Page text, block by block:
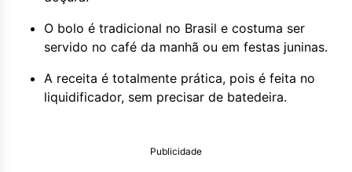
O bolo é tradicional no Brasil e costuma ser
servido no café da manhã ou em festas juninas.
A receita é totalmente prática, pois é feita no
liquidificador, sem precisar de batedeira.
Publicidade